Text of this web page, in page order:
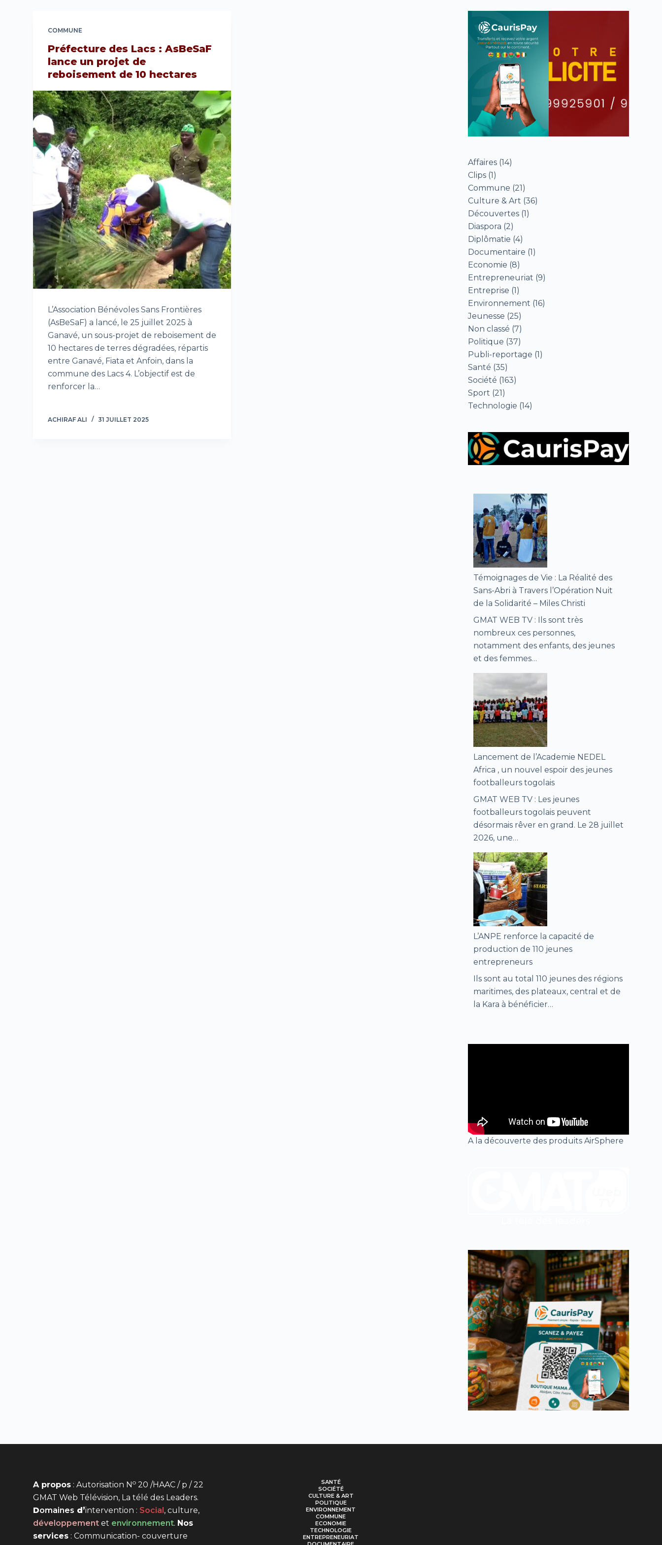
COMMUNE
Préfecture des Lacs : AsBeSaF
lance un projet de
reboisement de 10 hectares
L’Association Bénévoles Sans Frontières
(AsBeSaF) a lancé, le 25 juillet 2025 à
Ganavé, un sous-projet de reboisement de
10 hectares de terres dégradées, répartis
entre Ganavé, Fiata et Anfoin, dans la
commune des Lacs 4. L’objectif est de
renforcer la…
ACHIRAF ALI 31 JUILLET 2025
Affaires (14)
Clips (1)
Commune (21)
Culture & Art (36)
Découvertes (1)
Diaspora (2)
Diplômatie (4)
Documentaire (1)
Economie (8)
Entrepreneuriat (9)
Entreprise (1)
Environnement (16)
Jeunesse (25)
Non classé (7)
Politique (37)
Publi-reportage (1)
Santé (35)
Société (163)
Sport (21)
Technologie (14)
Témoignages de Vie : La Réalité des
Sans-Abri à Travers l’Opération Nuit
de la Solidarité – Miles Christi
GMAT WEB TV : Ils sont très
nombreux ces personnes,
notamment des enfants, des jeunes
et des femmes…
Lancement de l’Academie NEDEL
Africa , un nouvel espoir des jeunes
footballeurs togolais
GMAT WEB TV : Les jeunes
footballeurs togolais peuvent
désormais rêver en grand. Le 28 juillet
2026, une…
L’ANPE renforce la capacité de
production de 110 jeunes
entrepreneurs
Ils sont au total 110 jeunes des régions
maritimes, des plateaux, central et de
la Kara à bénéficier…
A la découverte des produits AirSphere
A propos : Autorisation No 20 /HAAC / p / 22
GMAT Web Télévision, La télé des Leaders.
Domaines d’intervention : Social , culture,
développement et environnement. Nos
services : Communication- couverture
SANTÉ
SOCIÉTÉ
CULTURE & ART
POLITIQUE
ENVIRONNEMENT
COMMUNE
ECONOMIE
TECHNOLOGIE
ENTREPRENEURIAT